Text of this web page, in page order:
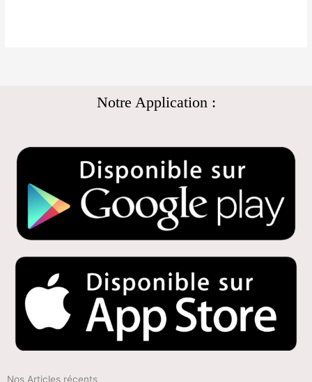
Notre Application :
Nos Articles récents